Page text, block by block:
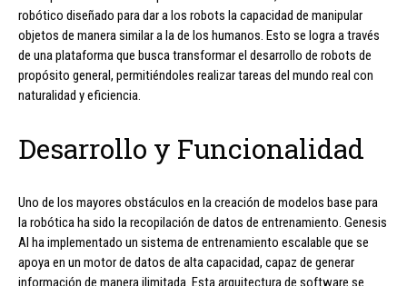
robótico diseñado para dar a los robots la capacidad de manipular
objetos de manera similar a la de los humanos. Esto se logra a través
de una plataforma que busca transformar el desarrollo de robots de
propósito general, permitiéndoles realizar tareas del mundo real con
naturalidad y eficiencia.
Desarrollo y Funcionalidad
Uno de los mayores obstáculos en la creación de modelos base para
la robótica ha sido la recopilación de datos de entrenamiento. Genesis
AI ha implementado un sistema de entrenamiento escalable que se
apoya en un motor de datos de alta capacidad, capaz de generar
información de manera ilimitada. Esta arquitectura de software se